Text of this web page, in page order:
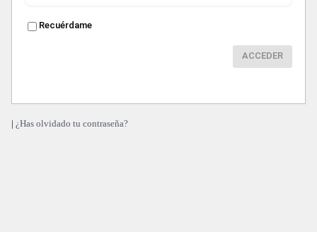
Recuérdame
| ¿Has olvidado tu contraseña?